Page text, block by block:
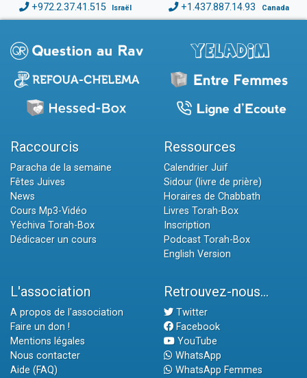
+972.2.37.41.515 Israël +1.437.887.14.93 Canada
Raccourcis
Paracha de la semaine
Fêtes Juives
News
Cours Mp3-Vidéo
Yéchiva Torah-Box
Dédicacer un cours
Ressources
Calendrier Juif
Sidour (livre de prière)
Horaires de Chabbath
Livres Torah-Box
Inscription
Podcast Torah-Box
English Version
L'association
A propos de l'association
Faire un don !
Mentions légales
Nous contacter
Aide (FAQ)
Retrouvez-nous...
Twitter
Facebook
YouTube
WhatsApp
WhatsApp Femmes